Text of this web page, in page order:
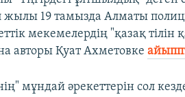
жылы 19 тамызда Алматы
мекемелердің "қазақ тілін
авторы Қуат Ахметовке
мұндай әрекеттерін сол